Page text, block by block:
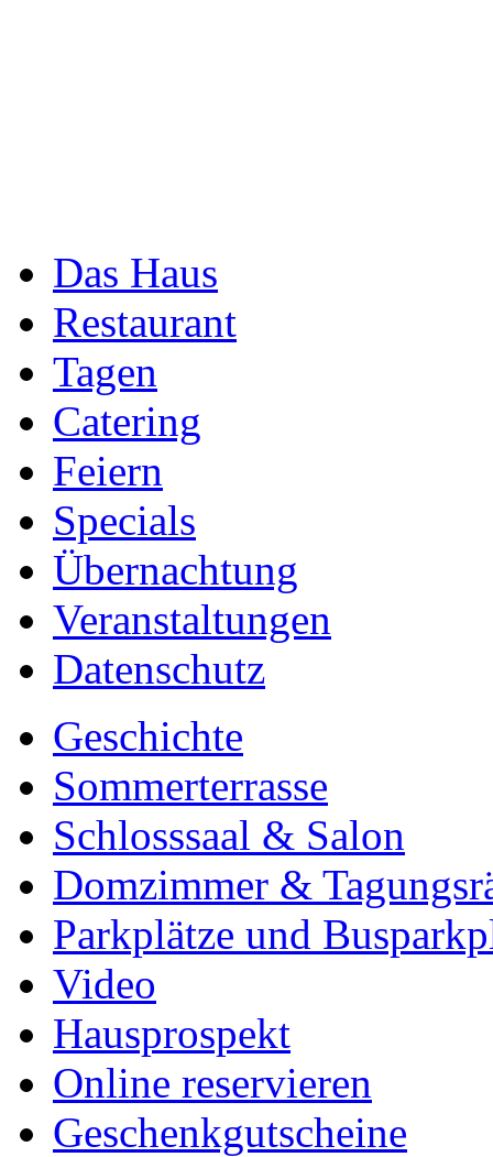
Das Haus
Restaurant
Tagen
Catering
Feiern
Specials
Übernachtung
Veranstaltungen
Datenschutz
Geschichte
Sommerterrasse
Schlosssaal & Salon
Domzimmer &
Parkplätze und
Video
Hausprospekt
Online reservieren
Geschenkgutscheine